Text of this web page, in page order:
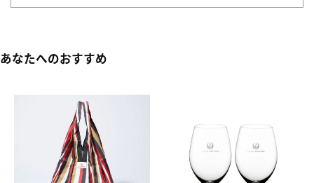
あなたへのおすすめ